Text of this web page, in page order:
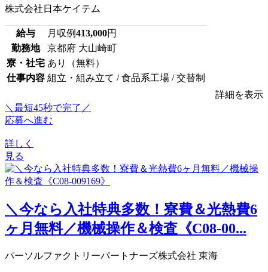
株式会社日本ケイテム
給与 月収例413,000円
勤務地
京都府 大山崎町
寮・社宅 あり（無料）
仕事内容 組立・組み立て / 食品系工場 / 交替制
詳細を表示
＼最短45秒で完了／
応募へ進む
詳しく
見る
＼今なら入社特典多数！寮費＆光熱費6
ヶ月無料／機械操作＆検査《C08-00...
パーソルファクトリーパートナーズ株式会社 東海